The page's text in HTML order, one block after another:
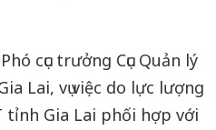
cục trưởng Cục Quản lý
Lai, vụ việc do lực lượng
tỉnh Gia Lai phối hợp với